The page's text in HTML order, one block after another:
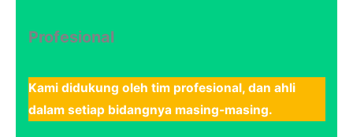
Profesional
Kami didukung oleh tim profesional, dan ahli
dalam setiap bidangnya masing-masing.